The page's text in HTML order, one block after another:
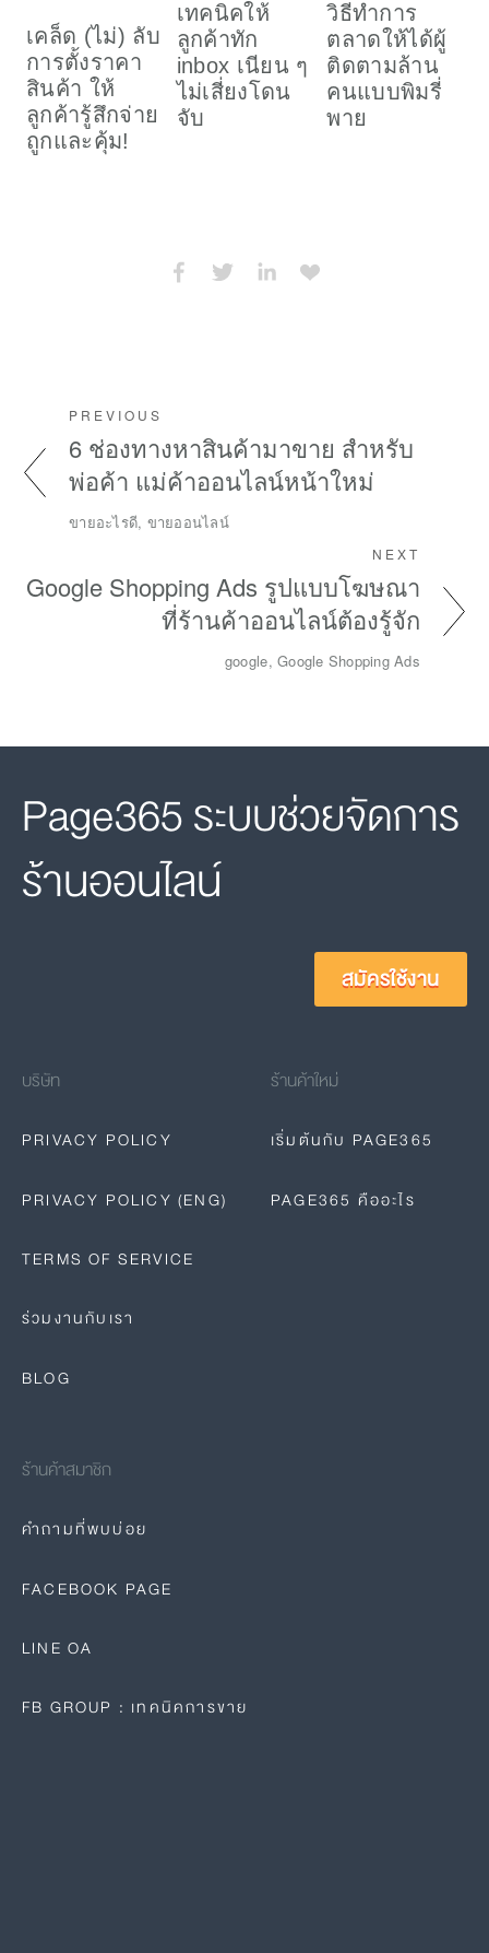
เคล็ด (ไม่) ลับ
การตั้งราคา
สินค้า ให้
ลูกค้ารู้สึกจ่าย
ถูกและคุ้ม!
เทคนิคให้
ลูกค้าทัก
inbox เนียน ๆ
ไม่เสี่ยงโดน
จับ
วิธีทำการ
ตลาดให้ได้ผู้
ติดตามล้าน
คนแบบพิมรี่
พาย
PREVIOUS
6 ช่องทางหาสินค้ามาขาย สำหรับ
พ่อค้า แม่ค้าออนไลน์หน้าใหม่
ขายอะไรดี, ขายออนไลน์
NEXT
Google Shopping Ads รูปแบบโฆษณา
ที่ร้านค้าออนไลน์ต้องรู้จัก
google, Google Shopping Ads
Page365 ระบบช่วยจัดการ
ร้านออนไลน์
สมัครใช้งาน
บริษัท
PRIVACY POLICY
PRIVACY POLICY (ENG)
TERMS OF SERVICE
ร่วมงานกับเรา
BLOG
ร้านค้าใหม่
เริ่มต้นกับ PAGE365
PAGE365 คืออะไร
ร้านค้าสมาชิก
คำถามที่พบบ่อย
FACEBOOK PAGE
LINE OA
FB GROUP : เทคนิคการขาย